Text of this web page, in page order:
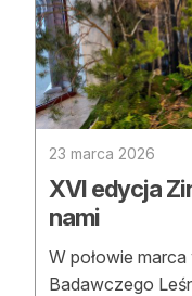
Zostań autorem
Archiwum
Kontakt
23 marca 2026
XVI edycja
nami
W połowie
Badawczego